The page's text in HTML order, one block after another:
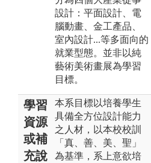
設計：平面設計、電
腦動畫、金工產品、
室內設計...等多面向的
就業型態。並非以純
藝術美術畫展為學習
目標。
學習
資源
或補
充說
本系目標以培養學生
具備全方位設計能力
之人材，以本校校訓
「真、善、美、聖」
為基準，系上意欲培